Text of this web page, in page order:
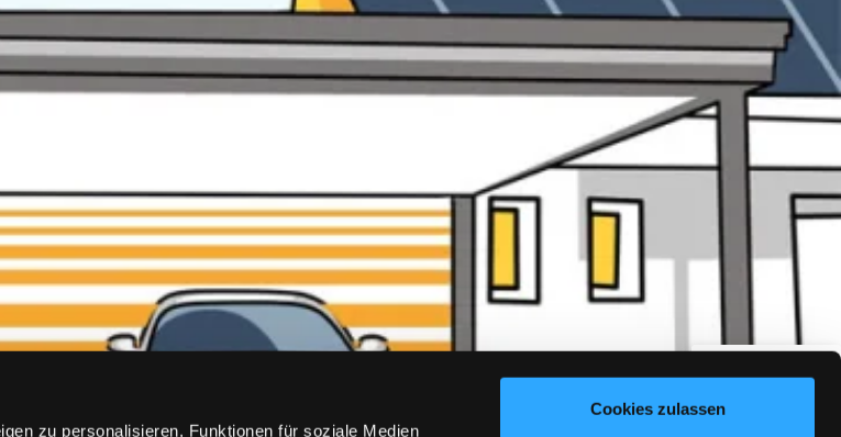
zu personalisieren, Funktionen für soziale Medien
Cookies zulassen
Kundenbewertungen und Erfahrungen zu
Empfehlungen auf
ProvenExpert.com
SEHR GUT
4,92 / 5,00
44
ProvenExpert.com
anderen Quelle